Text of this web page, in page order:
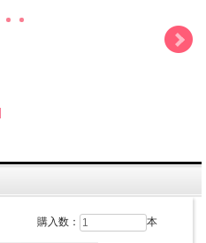
購入数： 本